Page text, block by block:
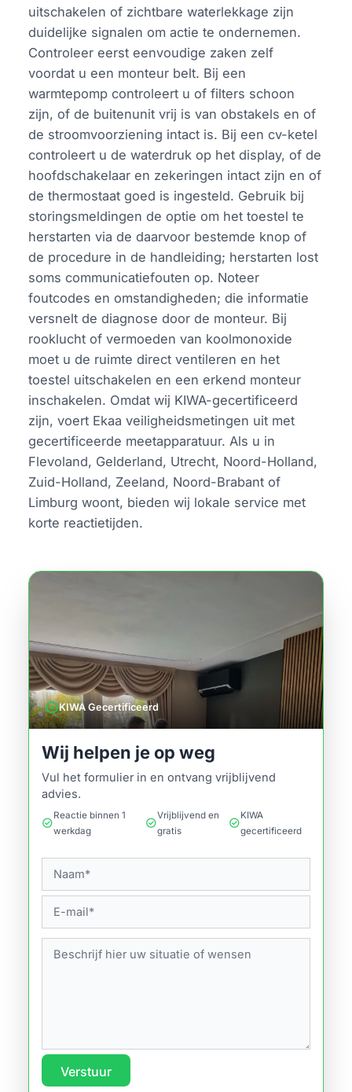
uitschakelen of zichtbare waterlekkage zijn
duidelijke signalen om actie te ondernemen.
Controleer eerst eenvoudige zaken zelf
voordat u een monteur belt. Bij een
warmtepomp controleert u of filters schoon
zijn, of de buitenunit vrij is van obstakels en of
de stroomvoorziening intact is. Bij een cv-ketel
controleert u de waterdruk op het display, of de
hoofdschakelaar en zekeringen intact zijn en of
de thermostaat goed is ingesteld. Gebruik bij
storingsmeldingen de optie om het toestel te
herstarten via de daarvoor bestemde knop of
de procedure in de handleiding; herstarten lost
soms communicatiefouten op. Noteer
foutcodes en omstandigheden; die informatie
versnelt de diagnose door de monteur. Bij
rooklucht of vermoeden van koolmonoxide
moet u de ruimte direct ventileren en het
toestel uitschakelen en een erkend monteur
inschakelen. Omdat wij KIWA-gecertificeerd
zijn, voert Ekaa veiligheidsmetingen uit met
gecertificeerde meetapparatuur. Als u in
Flevoland, Gelderland, Utrecht, Noord-Holland,
Zuid-Holland, Zeeland, Noord-Brabant of
Limburg woont, bieden wij lokale service met
korte reactietijden.
verifiedKIWA Gecertificeerd
Wij helpen je op weg
Vul het formulier in en ontvang vrijblijvend
advies.
check_circle
Reactie binnen 1
werkdag
check_circle
Vrijblijvend en
gratis
check_circle
KIWA
gecertificeerd
Verstuur